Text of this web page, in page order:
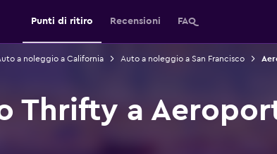
Punti di ritiro Recensioni FAQ
a noleggio a California Auto a noleggio a San Francisco
Thrifty a